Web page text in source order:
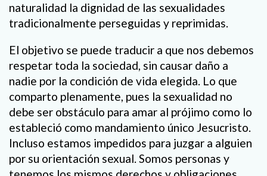
naturalidad la dignidad de las sexualidades
tradicionalmente perseguidas y reprimidas.
El objetivo se puede traducir a que nos debemos
respetar toda la sociedad, sin causar daño a
nadie por la condición de vida elegida. Lo que
comparto plenamente, pues la sexualidad no
debe ser obstáculo para amar al prójimo como lo
estableció como mandamiento único Jesucristo.
Incluso estamos impedidos para juzgar a alguien
por su orientación sexual. Somos personas y